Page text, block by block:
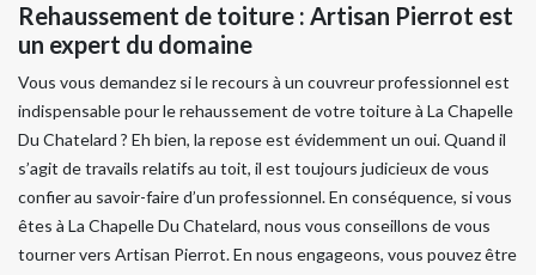
Rehaussement de toiture : Artisan Pierrot est
un expert du domaine
Vous vous demandez si le recours à un couvreur professionnel est
indispensable pour le rehaussement de votre toiture à La Chapelle
Du Chatelard ? Eh bien, la repose est évidemment un oui. Quand il
s’agit de travails relatifs au toit, il est toujours judicieux de vous
confier au savoir-faire d’un professionnel. En conséquence, si vous
êtes à La Chapelle Du Chatelard, nous vous conseillons de vous
tourner vers Artisan Pierrot. En nous engageons, vous pouvez être